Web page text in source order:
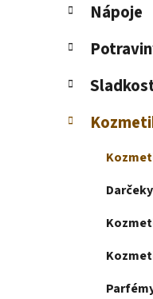
a
n
l
i
Nápoje
Darčeky